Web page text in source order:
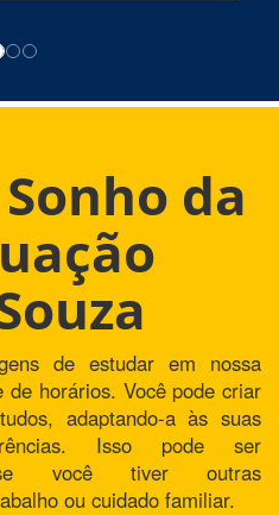
da
de estudar em nossa
de horários. Você pode criar
adaptando-a às suas
Isso pode ser
você tiver outras
ou cuidado familiar.